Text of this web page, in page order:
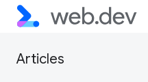
Articles